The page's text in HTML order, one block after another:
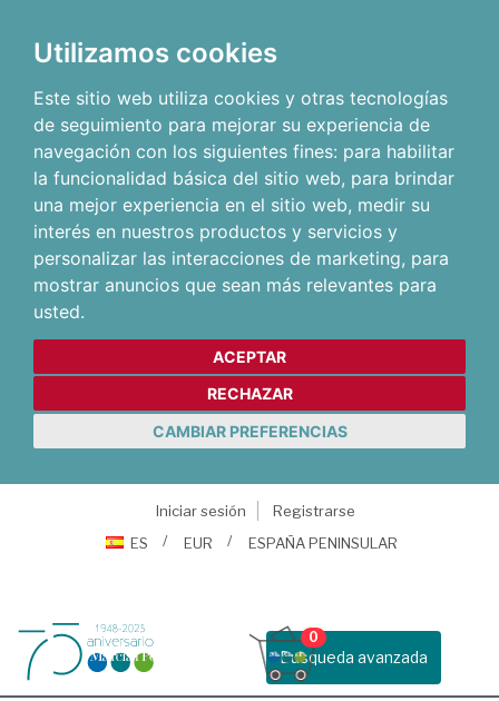
Utilizamos cookies
Este sitio web utiliza cookies y otras tecnologías
de seguimiento para mejorar su experiencia de
navegación con los siguientes fines: para habilitar
la funcionalidad básica del sitio web, para brindar
una mejor experiencia en el sitio web, medir su
interés en nuestros productos y servicios y
personalizar las interacciones de marketing, para
mostrar anuncios que sean más relevantes para
usted.
ACEPTAR
RECHAZAR
CAMBIAR PREFERENCIAS
Iniciar sesión
Registrarse
ES
EUR ESPAÑA PENINSULAR
Busqueda avanzada
0